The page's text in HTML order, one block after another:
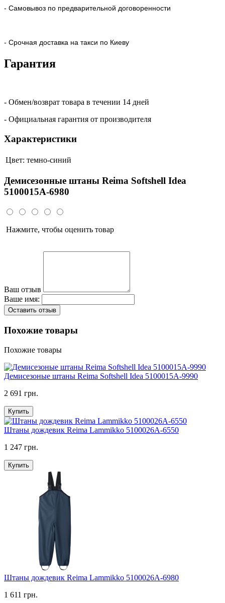
- Самовывоз по предварительной договоренности
- Срочная доставка на такси по Киеву
Гарантия
- Обмен/возврат товара в течении 14 дней
- Официальная гарантия от производителя
Характеристики
Цвет: темно-синий
Демисезонные штаны Reima Softshell Idea
5100015A-6980
Нажмите, чтобы оценить товар
Ваш отзыв
Ваше имя:
Оставить отзыв
Похожие товары
Похожие товары
Демисезоные штаны Reima Softshell Idea 5100015A-9990
2 691 грн.
Купить
Штаны дождевик Reima Lammikko 5100026A-6550
1 247 грн.
Купить
Штаны дождевик Reima Lammikko 5100026A-6980
1 611 грн.